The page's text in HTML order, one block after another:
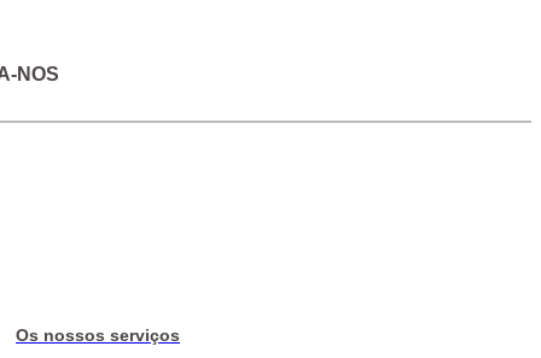
NOS
Os nossos serviços